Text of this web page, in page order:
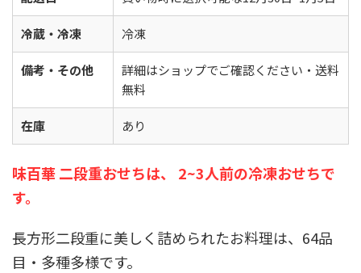
冷蔵・冷凍 冷凍
備考・その他
詳細はショップでご確認ください・送料
無料
在庫 あり
味百華 二段重おせちは、 2~3人前の冷凍おせちで
す。
長方形二段重に美しく詰められたお料理は、64品
目・多種多様です。